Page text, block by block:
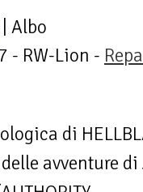
| Albo
- RW-Lion -
di
avventure